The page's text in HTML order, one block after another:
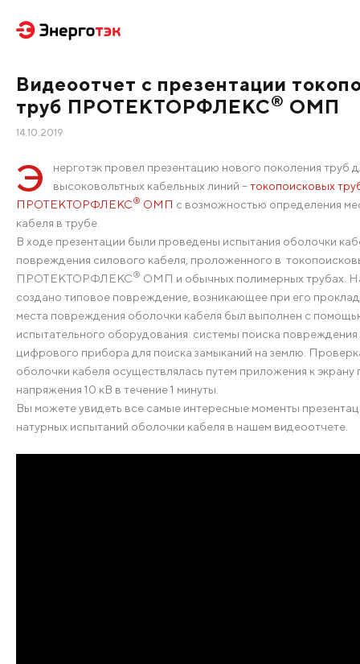
Видеоотчет с презентации
труб ПРОТЕКТОРФЛЕКС® ОМП
14.10.2019
Э
нерготэк провел презентацию нового поколения труб
высоковольтных кабельных линий –токопоисковых
ПРОТЕКТОРФЛЕКС® ОМП с возможностью определения
кабеля в трубе.
В ходе презентации были проведены испытания оболочки
повреждения силового кабеля, проложенного в
ПРОТЕКТОРФЛЕКС® ОМП и обычных полимерных трубах.
создано типовое повреждение, возникающее при его
места повреждения оболочки кабеля был выполнен с
испытательного оборудования: системы поиска
цифрового прибора для поиска замыканий на землю.
оболочки кабеля осуществлялась путем приложения к экрану
напряжения 10 кВ в течение 1 минуты.
Вы можете увидеть все самые интересные моменты
натурных испытаний оболочки кабеля в нашем видеоотчете.